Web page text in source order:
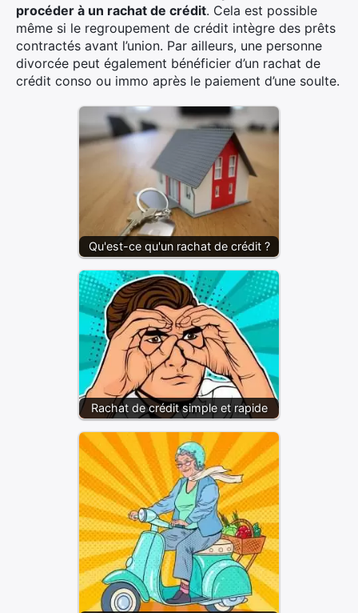
procéder à un rachat de crédit. Cela est possible
même si le regroupement de crédit intègre des prêts
contractés avant l’union. Par ailleurs, une personne
divorcée peut également bénéficier d’un rachat de
crédit conso ou immo après le paiement d’une soulte.
Qu'est-ce qu'un rachat de crédit ?
Rachat de crédit simple et rapide